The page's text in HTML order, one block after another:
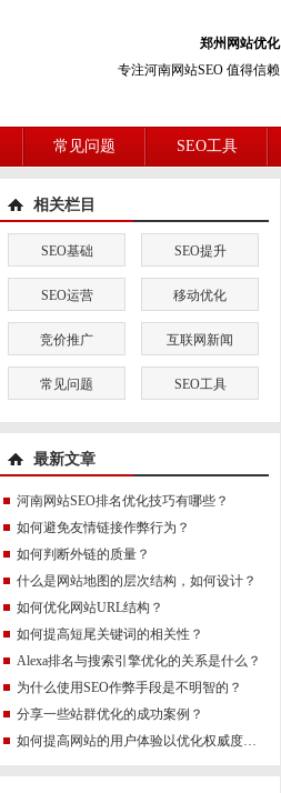
郑州网站优化
专注河南网站SEO 值得信赖
常见问题 SEO工具
相关栏目
SEO基础 SEO提升
SEO运营 移动优化
竞价推广 互联网新闻
常见问题 SEO工具
最新文章
河南网站SEO排名优化技巧有哪些？
如何避免友情链接作弊行为？
如何判断外链的质量？
什么是网站地图的层次结构，如何设计？
如何优化网站URL结构？
如何提高短尾关键词的相关性？
Alexa排名与搜索引擎优化的关系是什么？
为什么使用SEO作弊手段是不明智的？
分享一些站群优化的成功案例？
如何提高网站的用户体验以优化权威度讯号？